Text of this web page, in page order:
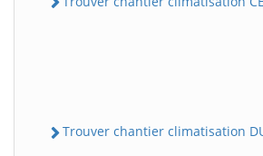
Trouver chantier climatisation